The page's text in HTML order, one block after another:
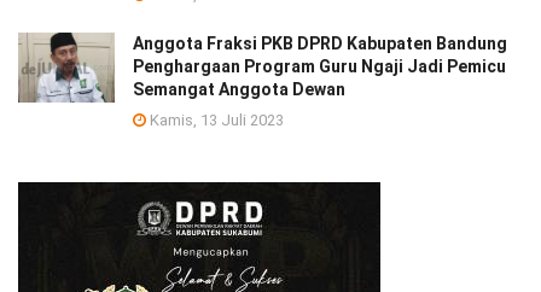
Anggota Fraksi PKB DPRD Kabupaten Bandung
Penghargaan Program Guru Ngaji Jadi Pemicu
Semangat Anggota Dewan
Kamis, 13 Juli 2023